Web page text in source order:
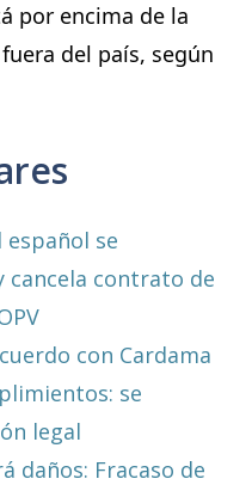
por encima de la
del país, según
se
cancela contrato de
con Cardama
se
legal
daños: Fracaso de